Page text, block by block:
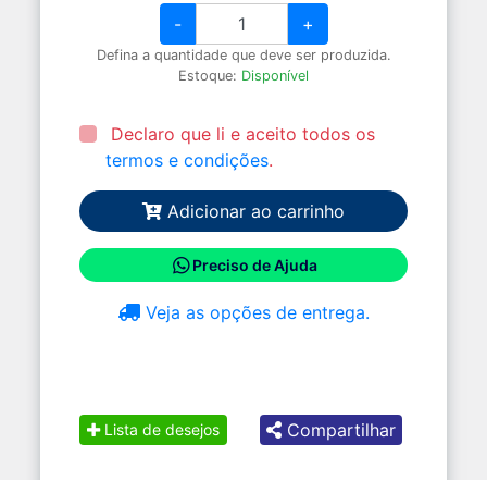
- +
Defina a quantidade que deve ser produzida.
Estoque: Disponível
Declaro que li e aceito todos os
termos e condições.
Adicionar ao carrinho
Preciso de Ajuda
Veja as opções de entrega.
Lista de desejos Compartilhar